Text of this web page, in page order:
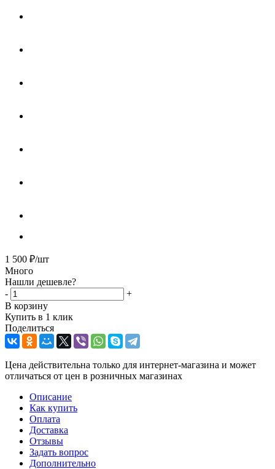
1 500 ₽/шт
Много
Нашли дешевле?
-
+
В корзину
Купить в 1 клик
Поделиться
Цена действительна только для интернет-магазина и может
отличаться от цен в розничных магазинах
Описание
Как купить
Оплата
Доставка
Отзывы
Задать вопрос
Дополнительно